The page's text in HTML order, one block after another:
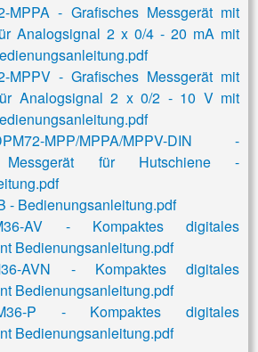
MPPA - Grafisches Messgerät mit
Analogsignal 2 x 0/4 - 20 mA mit
MPPV - Grafisches Messgerät mit
Analogsignal 2 x 0/2 - 10 V mit
MPP/MPPA/MPPV-DIN -
Messgerät für Hutschiene -
- Bedienungsanleitung.pdf
AV - Kompaktes digitales
Bedienungsanleitung.pdf
AVN - Kompaktes digitales
Bedienungsanleitung.pdf
P - Kompaktes digitales
Bedienungsanleitung.pdf